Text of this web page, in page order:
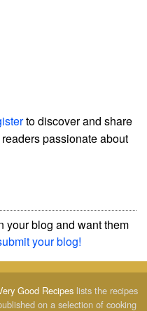
to discover and share
passionate about
your blog and want them
your blog!
Good Recipes lists the recipes
on a selection of cooking